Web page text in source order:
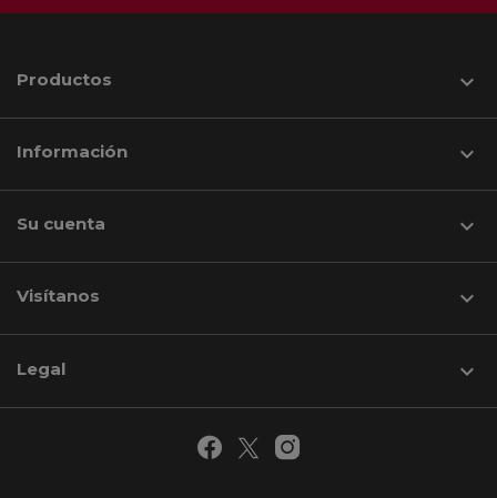
Productos 
Información 
Su cuenta 
Visítanos keyboard_arrow_down
Legal 